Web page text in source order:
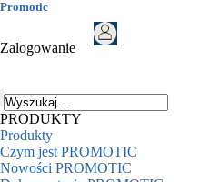
Promotic
Zalogowanie
PRODUKTY
Produkty
Czym jest PROMOTIC
Nowości PROMOTIC